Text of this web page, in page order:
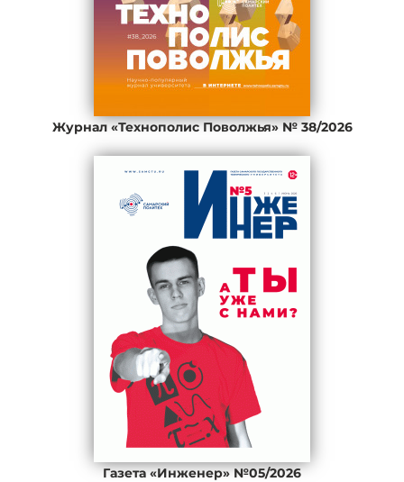
Журнал «Технополис Поволжья» № 38/2026
Газета «Инженер» №05/2026